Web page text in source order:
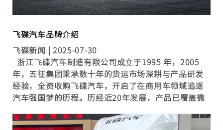
飞碟汽车品牌介绍
飞碟新闻 | 2025-07-30
浙江飞碟汽车制造有限公司成立于1995 年，2005
年，五征集团秉承数十年的货运市场深耕与产品研发
经验，全资收购飞碟汽车，开启了在商用车领域追逐
汽车强国梦的历程。历经近20年发展，产品已覆盖微
秀的承载能力和可靠性，得到了用户的普遍认可。 公